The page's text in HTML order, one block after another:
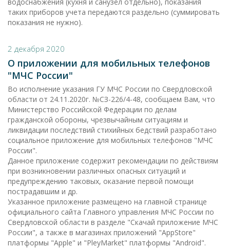
таких приборов учета передаются раздельно (суммировать
показания не нужно).
2 декабря 2020
О приложении для мобильных телефонов
"МЧС России"
Во исполнение указания ГУ МЧС России по Свердловской
области от 24.11.2020г. №СЗ-226/4-48, сообщаем Вам, что
Министерство Российской Федерации по делам
гражданской обороны, чрезвычайным ситуациям и
ликвидации последствий стихийных бедствий разработано
социальное приложение для мобильных телефонов "МЧС
России".
Данное приложение содержит рекомендации по действиям
при возникновении различных опасных ситуаций и
предупреждению таковых, оказание первой помощи
пострадавшим и др.
Указанное приложение размещено на главной странице
официального сайта Главного управления МЧС России по
Свердловской области в разделе "Скачай приложение МЧС
России", а также в магазинах приложений "AppStore"
платформы "Apple" и "PlеyMarket" платформы "Android".